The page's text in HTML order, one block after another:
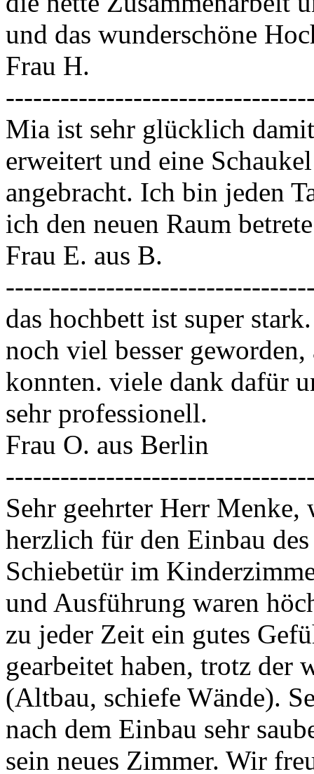
und das wunderschöne
Frau H.
Mia ist sehr glücklich
erweitert und eine
angebracht. Ich bin jeden
ich den neuen Raum
Frau E. aus B.
das hochbett ist super
noch viel besser
konnten. viele dank dafür
sehr professionell.
Frau O. aus Berlin
Sehr geehrter Herr
herzlich für den Einbau
Schiebetür im
und Ausführung waren
zu jeder Zeit ein gutes
gearbeitet haben, trotz der
(Altbau, schiefe Wände).
nach dem Einbau sehr
sein neues Zimmer. Wir